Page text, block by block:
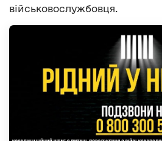
військовослужбовця.